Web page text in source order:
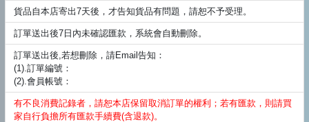
貨品自本店寄出7天後，才告知貨品有問題，請恕不予受理。
訂單送出後7日內未確認匯款，系統會自動刪除。
訂單送出後,若想刪除，請Email告知：
(1).訂單編號：
(2).會員帳號：
有不良消費記錄者，請恕本店保留取消訂單的權利；若有匯款，則請買
家自行負擔所有匯款手續費(含退款)。